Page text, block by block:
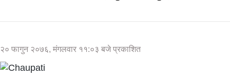
२० फागुन २०७६, मंगलवार ११:०३ बजे प्रकाशित